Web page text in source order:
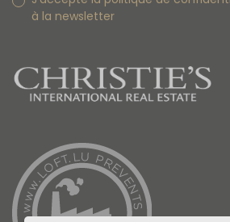
à la newsletter